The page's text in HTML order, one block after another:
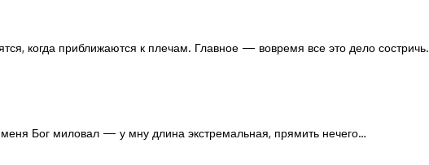
когда приближаются к плечам. Главное — вовремя все это дело состричь.
Бог миловал — у мну длина экстремальная, прямить нечего…